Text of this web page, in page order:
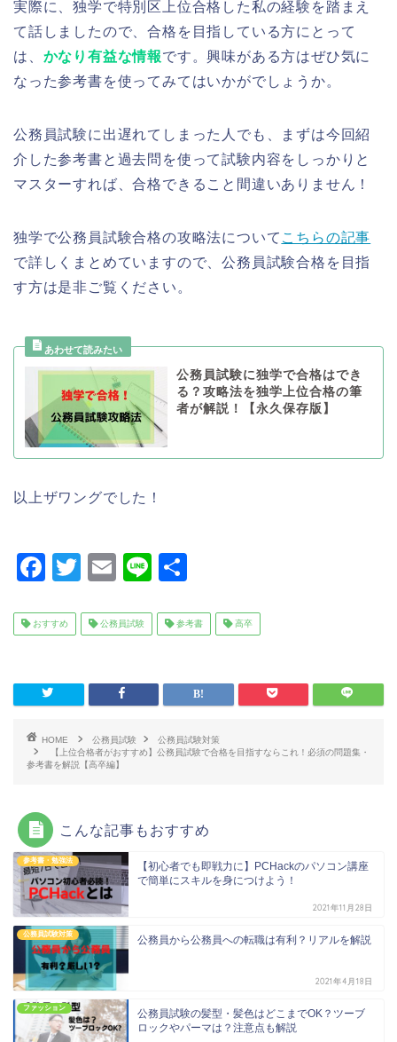
実際に、独学で特別区上位合格した私の経験を踏まえ
て話しましたので、合格を目指している方にとって
は、 かなり有益な情報です。興味がある方はぜひ気に
なった参考書を使ってみてはいかがでしょうか。
公務員試験に出遅れてしまった人でも、まずは今回紹
介した参考書と過去問を使って試験内容をしっかりと
マスターすれば、合格できること間違いありません！
独学で公務員試験合格の攻略法について こちらの記事
で詳しくまとめていますので、公務員試験合格を目指
す方は是非ご覧ください。
公務員試験に独学で合格はでき
る？攻略法を独学上位合格の筆
者が解説！【永久保存版】
以上ザワングでした！
F
c
b
o
o
k
T
tt
E
ai
Li
e
おすすめ 公務員試験 参考書 高卒
HOME 公務員試験
公務員試験対策
【上位合格者がおすすめ】公務員試験で合格を目指すならこれ！必須の問題集・
参考書を解説【高卒編】
こんな記事もおすすめ
参考書・勉強法
【初心者でも即戦力に】PCHackのパソコン講座
で簡単にスキルを身につけよう！
2021年11月28日
公務員試験対策 公務員から公務員への転職は有利？リアルを解説
2021年4月18日
ファッション
公務員試験の髪型・髪色はどこまでOK？ツーブ
ロックやパーマは？注意点も解説